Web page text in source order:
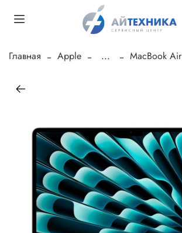
Главная Apple ... MacBook Air